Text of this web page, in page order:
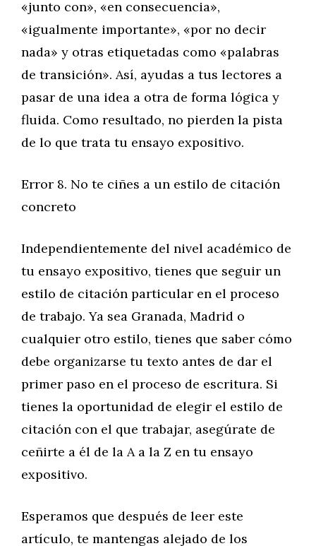
«junto con», «en consecuencia»,
«igualmente importante», «por no decir
nada» y otras etiquetadas como «palabras
de transición». Así, ayudas a tus lectores a
pasar de una idea a otra de forma lógica y
fluida. Como resultado, no pierden la pista
de lo que trata tu ensayo expositivo.
Error 8. No te ciñes a un estilo de citación
concreto
Independientemente del nivel académico de
tu ensayo expositivo, tienes que seguir un
estilo de citación particular en el proceso
de trabajo. Ya sea Granada, Madrid o
cualquier otro estilo, tienes que saber cómo
debe organizarse tu texto antes de dar el
primer paso en el proceso de escritura. Si
tienes la oportunidad de elegir el estilo de
citación con el que trabajar, asegúrate de
ceñirte a él de la A a la Z en tu ensayo
expositivo.
Esperamos que después de leer este
artículo, te mantengas alejado de los